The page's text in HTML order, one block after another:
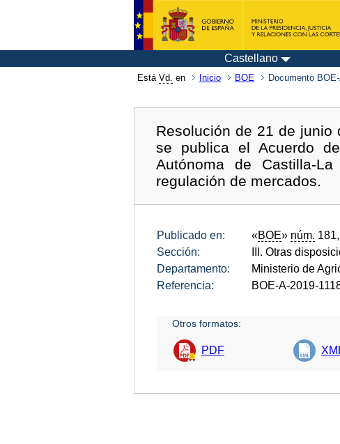
Castellano
Está Vd. en Inicio BOE Documento
Resolución de 21 de junio
se publica el Acuerdo
Autónoma de Castilla-
regulación de mercados.
Publicado en: «BOE» núm.
Sección:
III. Otras
Departamento:
Ministerio de
Referencia:
BOE-A-2019-
Otros formatos:
PDF